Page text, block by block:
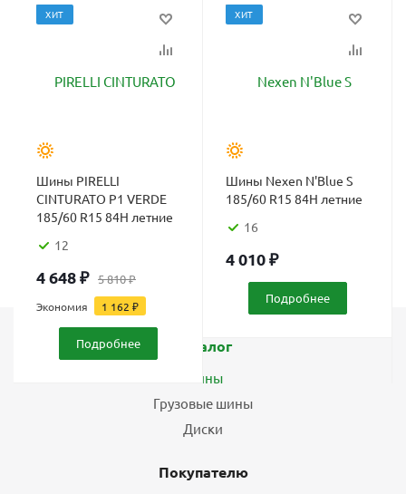
ХИТ
Шины PIRELLI
CINTURATO P1 VERDE
185/60 R15 84H летние
12
4 648₽ 5 810₽
Экономия 1 162 ₽
Подробнее
ХИТ
Шины Nexen N'Blue S
185/60 R15 84H летние
16
4 010₽
Подробнее
Каталог
Шины
Грузовые шины
Диски
Покупателю